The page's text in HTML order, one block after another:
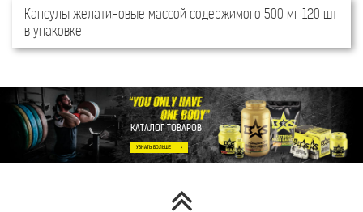
Капсулы желатиновые массой содержимого 500 мг 120 шт
в упаковке
КАТАЛОГ ТОВАРОВ